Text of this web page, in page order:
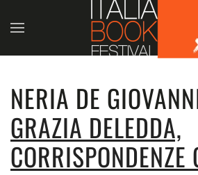
Skip to main content
NERIA DE
GRAZIA DELEDDA,